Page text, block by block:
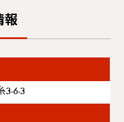
報
3-6-3